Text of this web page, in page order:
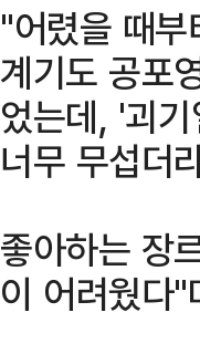
"어렸을 때
계기도 공포
었는데, '괴
너무 무섭더
좋아하는 장
이 어려웠다